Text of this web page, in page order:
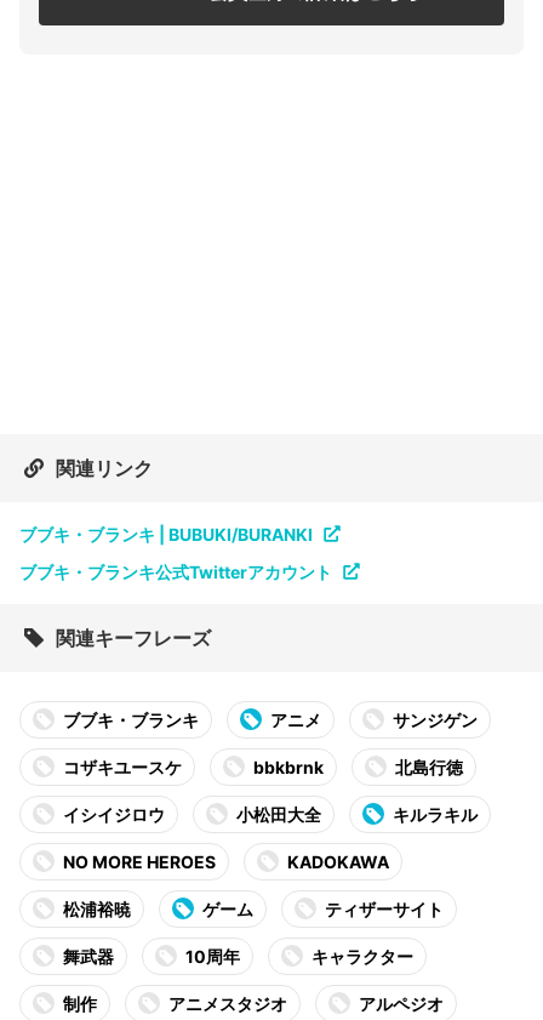
関連リンク
ブブキ・ブランキ | BUBUKI/BURANKI
ブブキ・ブランキ公式Twitterアカウント
関連キーフレーズ
ブブキ・ブランキ アニメ サンジゲン
コザキユースケ bbkbrnk 北島行徳
イシイジロウ 小松田大全 キルラキル
NO MORE HEROES KADOKAWA
松浦裕暁 ゲーム ティザーサイト
舞武器 10周年 キャラクター
制作 アニメスタジオ アルペジオ